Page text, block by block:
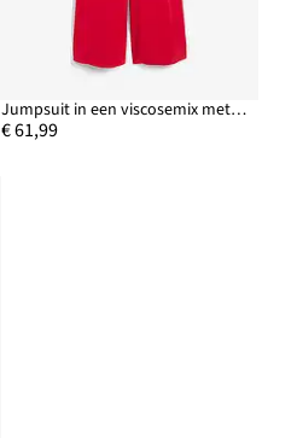
Jumpsuit in een viscosemix met verstelbare bandjes
€ 61,99